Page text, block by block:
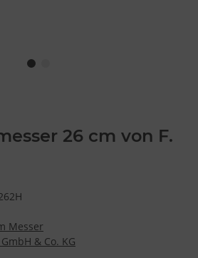
26 cm von F.
Messer
& Co. KG